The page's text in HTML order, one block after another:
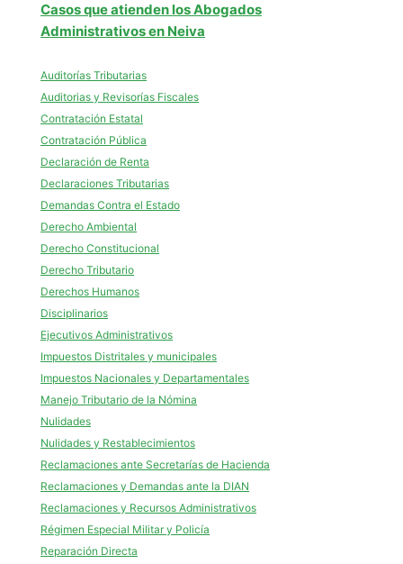
Casos que atienden los Abogados
Administrativos en Neiva
Auditorías Tributarias
Auditorias y Revisorías Fiscales
Contratación Estatal
Contratación Pública
Declaración de Renta
Declaraciones Tributarias
Demandas Contra el Estado
Derecho Ambiental
Derecho Constitucional
Derecho Tributario
Derechos Humanos
Disciplinarios
Ejecutivos Administrativos
Impuestos Distritales y municipales
Impuestos Nacionales y Departamentales
Manejo Tributario de la Nómina
Nulidades
Nulidades y Restablecimientos
Reclamaciones ante Secretarías de Hacienda
Reclamaciones y Demandas ante la DIAN
Reclamaciones y Recursos Administrativos
Régimen Especial Militar y Policía
Reparación Directa